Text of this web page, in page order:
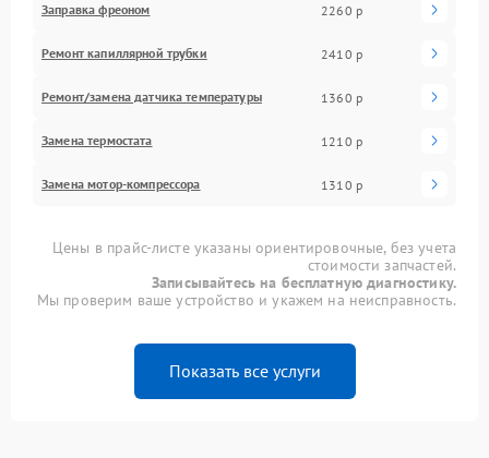
Заправка фреоном 2260 р
Ремонт капиллярной трубки 2410 р
Ремонт/замена датчика температуры 1360 р
Замена термостата 1210 р
Замена мотор-компрессора 1310 р
Цены в прайс-листе указаны ориентировочные, без учета
стоимости запчастей.
Записывайтесь на бесплатную диагностику.
Мы проверим ваше устройство и укажем на неисправность.
Показать все услуги